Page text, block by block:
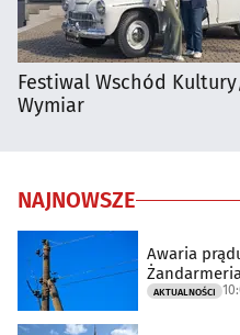
Festiwal Wschód
Wymiar
NAJNOWSZE
Awaria
AKTUALNOŚCI